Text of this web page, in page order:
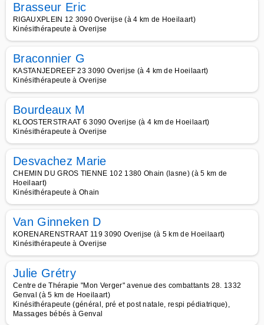
Brasseur Eric
RIGAUXPLEIN 12 3090 Overijse (à 4 km de Hoeilaart)
Kinésithérapeute à Overijse
Braconnier G
KASTANJEDREEF 23 3090 Overijse (à 4 km de Hoeilaart)
Kinésithérapeute à Overijse
Bourdeaux M
KLOOSTERSTRAAT 6 3090 Overijse (à 4 km de Hoeilaart)
Kinésithérapeute à Overijse
Desvachez Marie
CHEMIN DU GROS TIENNE 102 1380 Ohain (lasne) (à 5 km de
Hoeilaart)
Kinésithérapeute à Ohain
Van Ginneken D
KORENARENSTRAAT 119 3090 Overijse (à 5 km de Hoeilaart)
Kinésithérapeute à Overijse
Julie Grétry
Centre de Thérapie "Mon Verger" avenue des combattants 28. 1332
Genval (à 5 km de Hoeilaart)
Kinésithérapeute (général, pré et post natale, respi pédiatrique),
Massages bébés à Genval